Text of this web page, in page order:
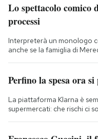
Lo spettacolo comico
processi
Interpreterà un monologo
anche se la famiglia di
Perfino la spesa ora
La piattaforma Klarna è
supermercati: che rischi ci